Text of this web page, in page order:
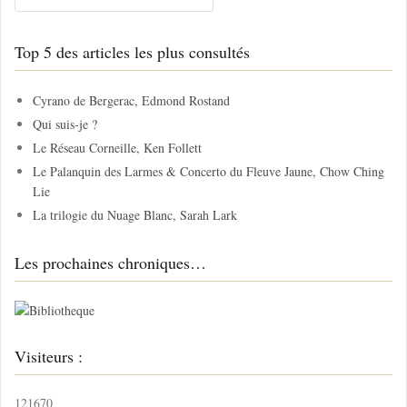
c
e
r
c
r
Top 5 des articles les plus consultés
Cyrano de Bergerac, Edmond Rostand
Qui suis-je ?
Le Réseau Corneille, Ken Follett
Le Palanquin des Larmes & Concerto du Fleuve Jaune, Chow Ching
Lie
La trilogie du Nuage Blanc, Sarah Lark
Les prochaines chroniques…
Visiteurs :
121670